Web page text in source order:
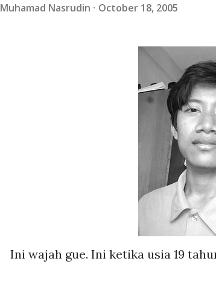
Muhamad Nasrudin October 18, 2005
Ini wajah gue. Ini ketika usia 19